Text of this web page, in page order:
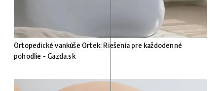
Ortopedické vankúše Ortek: Riešenia pre každodenné
pohodlie - Gazda.sk